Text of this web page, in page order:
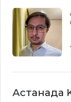
Астанада